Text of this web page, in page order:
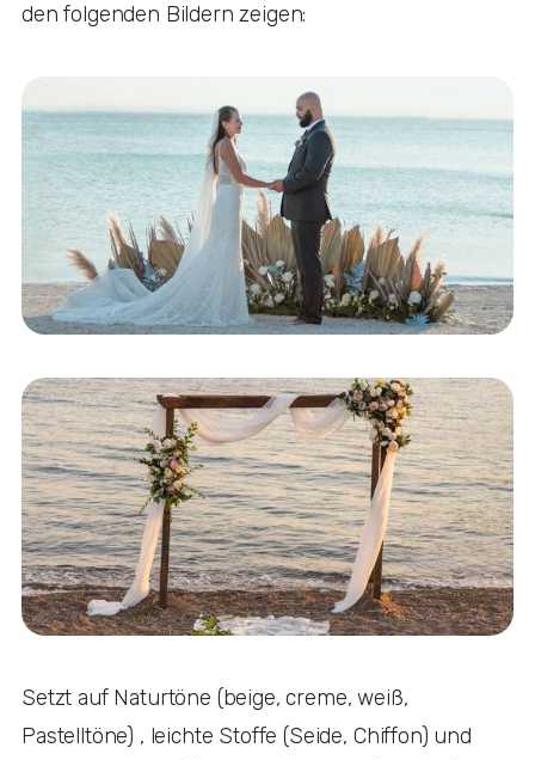
den folgenden Bildern zeigen:
Setzt auf Naturtöne (beige, creme, weiß,
Pastelltöne) , leichte Stoffe (Seide, Chiffon) und